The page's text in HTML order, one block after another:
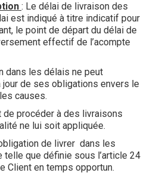
: Le délai de livraison des
est indiqué à titre indicatif pour
le point de départ du délai de
effectif de l’acompte
dans les délais ne peut
de ses obligations envers le
causes.
procéder à des livraisons
ne lui soit appliquée.
de livrer dans les
que définie sous l’article 24
Client en temps opportun.